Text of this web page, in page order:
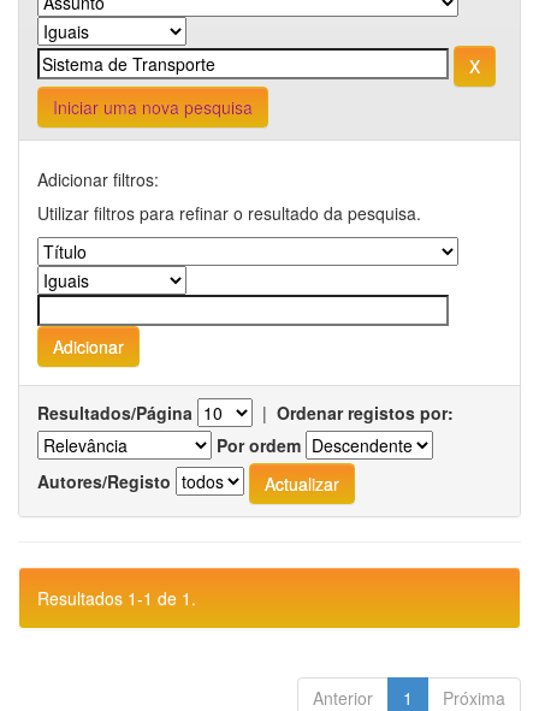
Iniciar uma nova pesquisa
Adicionar filtros:
Utilizar filtros para refinar o resultado da pesquisa.
Resultados/Página | Ordenar registos por:
Por ordem
Autores/Registo
Resultados 1-1 de 1.
Anterior 1 Próxima